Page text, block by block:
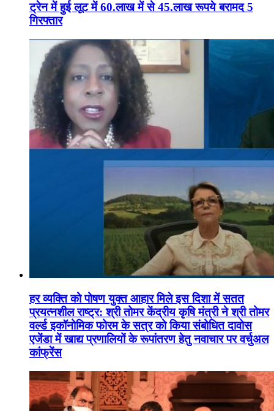
ट्रेन में हुई लूट में 60.लाख में से 45.लाख रूपये बरामद 5
गिरफ्तार
हर व्यक्ति को पोषण युक्त आहार मिले इस दिशा में सतत
प्रयत्नशील राष्ट्र: श्री तोमर केंद्रीय कृषि मंत्री ने श्री तोमर
वर्ल्ड इकॉनोमिक फोरम के सत्र को किया संबोधित दावोस
एजेंडा में खाद्य प्रणालियों के रूपांतरण हेतु नवाचार पर वर्चुअल
कांफ्रेंस